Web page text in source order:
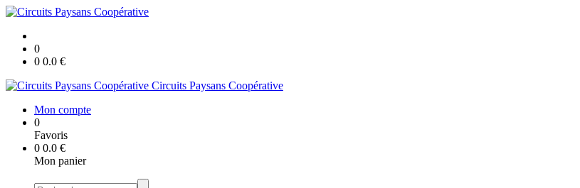
0
0 0.0 €
Circuits Paysans Coopérative
Mon compte
0
Favoris
0 0.0 €
Mon panier